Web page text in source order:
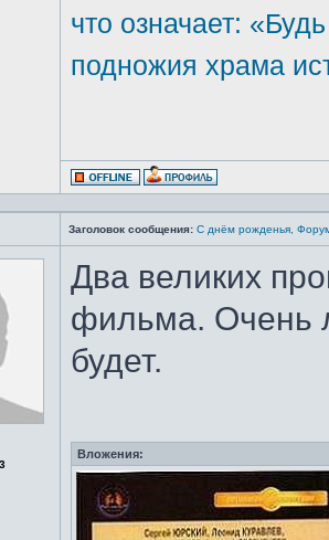
что означает:
подножия храма
Заголовок сообщения: С днём рожденья,
Два великих
фильма. Очень
будет.
Вложения: